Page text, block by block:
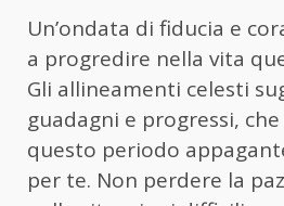
Un’ondata di fiducia e
a progredire nella vita
Gli allineamenti celesti
guadagni e progressi,
questo periodo
per te. Non perdere la